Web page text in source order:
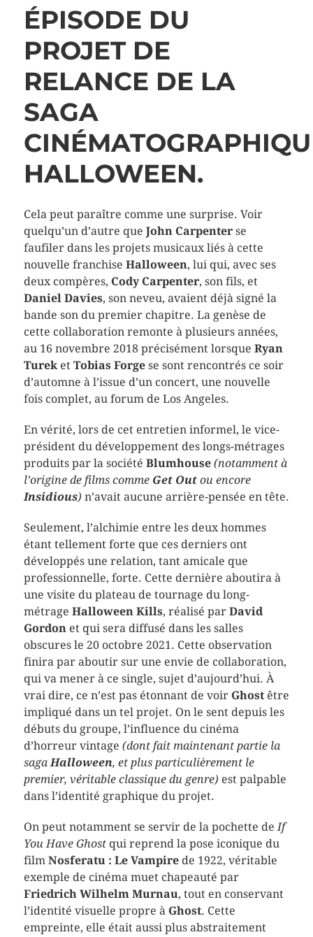
ÉPISODE DU
PROJET DE
RELANCE DE LA
SAGA
HALLOWEEN.
Cela peut paraître comme une surprise. Voir
quelqu’un d’autre que John Carpenterse
faufiler dans les projets musicaux liés à cette
nouvelle franchise Halloween, lui qui, avec ses
deux compères, Cody Carpenter, son fils, et
Daniel Davies, son neveu, avaient déjà signé la
bande son du premier chapitre. La genèse de
cette collaboration remonte à plusieurs années,
au 16 novembre 2018 précisément lorsque Ryan
Tureket Tobias Forgese sont rencontrés ce soir
d’automne à l’issue d’un concert, une nouvelle
fois complet, au forum de Los Angeles.
En vérité, lors de cet entretien informel, le vice-
président du développement des longs-métrages
produits par la société Blumhouse (notamment à
l’origine de films comme Get Outou encore
Insidious) n’avait aucune arrière-pensée en tête.
Seulement, l’alchimie entre les deux hommes
étant tellement forte que ces derniers ont
développés une relation, tant amicale que
professionnelle, forte. Cette dernière aboutira à
une visite du plateau de tournage du long-
métrage Halloween Kills, réalisé par David
Gordonet qui sera diffusé dans les salles
obscures le 20 octobre 2021. Cette observation
finira par aboutir sur une envie de collaboration,
qui va mener à ce single, sujet d’aujourd’hui. À
vrai dire, ce n’est pas étonnant de voir Ghostêtre
impliqué dans un tel projet. On le sent depuis les
débuts du groupe, l’influence du cinéma
d’horreur vintage (dont fait maintenant partie la
sagaHalloween, et plus particulièrement le
premier, véritable classique du genre) est palpable
dans l’identité graphique du projet.
On peut notamment se servir de la pochette deIf
You Have Ghostqui reprend la pose iconique du
film Nosferatu : Le Vampirede 1922, véritable
exemple de cinéma muet chapeauté par
Friedrich Wilhelm Murnau, tout en conservant
l’identité visuelle propre à Ghost. Cette
empreinte, elle était aussi plus abstraitement